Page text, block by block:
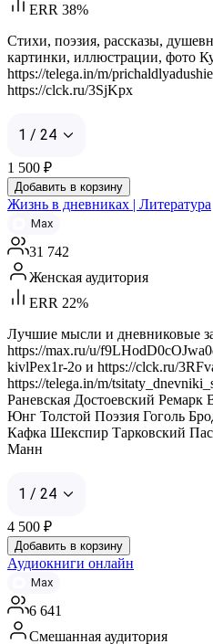
ERR 38%
Стихи, поэзия, рассказы,
картинки, иллюстрации, фото
https://telega.in/m/
https://clck.ru/3SjKpx
1 / 24
1 500 ₽
Добавить в корзину
Жизнь в дневниках | Литература
Max
31 742
Женская аудитория
ERR 22%
Лучшие мысли и дневниковые
https://max.ru/u/
kivlPex1r-2o и https://clck.ru/
https://telega.in/m/
Раневская Достоевский
Юнг Толстой Поэзия Гоголь
Кафка Шекспир Тарковский
Манн
1 / 24
4 500 ₽
Добавить в корзину
Аудиокниги онлайн
Max
6 641
Смешанная аудитория